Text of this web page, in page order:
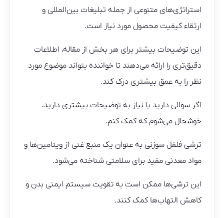
استراتژی‌های متنوعی از جمله تبلیغات بین‌المللی و
ارتقاء کیفیت محصول مورد نیاز است.
این توضیحات بیشتر برای هر بخش از مقاله، اطلاعات
دقیق‌تری را ارائه می‌دهند تا خواننده بتواند موضوع مورد
نظر را به عمق بیشتری درک کند.
اگر سوالی دارید یا نیاز به توضیحات بیشتری دارید،
خوشحال می‌شوم که کمک کنم.
ترشی فلفل سوزنی به عنوان یک منبع غنی از ویتامین‌ها و
مواد معدنی مفید برای سلامتی شناخته می‌شود.
این ترشی‌ها ممکن است به تقویت سیستم ایمنی بدن و
کاهش التهاب‌ها کمک کنند.